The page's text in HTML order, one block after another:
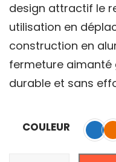
design attractif le
utilisation en
construction en
fermeture aimanté
durable et sans
COULEUR